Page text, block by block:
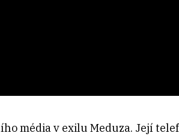
média v exilu Meduza. Její